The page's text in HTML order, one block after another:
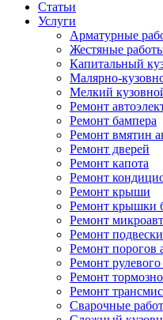
Статьи
Услуги
Арматурные
Жестяные
Капитальный
Малярно-
Мелкий
Ремонт
Ремонт бампера
Ремонт вмятин
Ремонт дверей
Ремонт капота
Ремонт
Ремонт крыши
Ремонт крышки
Ремонт
Ремонт подвески
Ремонт порогов
Ремонт
Ремонт
Ремонт
Сварочные